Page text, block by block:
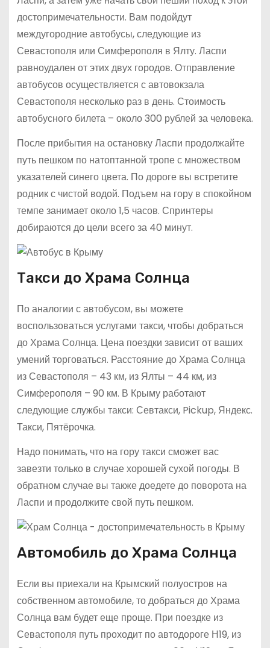
достопримечательности. Вам подойдут
междугородние автобусы, следующие из
Севастополя или Симферополя в Ялту. Ласпи
равноудален от этих двух городов. Отправление
автобусов осуществляется с автовокзала
Севастополя несколько раз в день. Стоимость
автобусного билета – около 300 рублей за человека.
После прибытия на остановку Ласпи продолжайте
путь пешком по натоптанной тропе с множеством
указателей синего цвета. По дороге вы встретите
родник с чистой водой. Подъем на гору в спокойном
темпе занимает около 1,5 часов. Спринтеры
добираются до цели всего за 40 минут.
Такси до Храма Солнца
По аналогии с автобусом, вы можете
воспользоваться услугами такси, чтобы добраться
до Храма Солнца. Цена поездки зависит от ваших
умений торговаться. Расстояние до Храма Солнца
из Севастополя – 43 км, из Ялты – 44 км, из
Симферополя – 90 км. В Крыму работают
следующие службы такси: Севтакси, Pickup, Яндекс.
Такси, Пятёрочка.
Надо понимать, что на гору такси сможет вас
завезти только в случае хорошей сухой погоды. В
обратном случае вы также доедете до поворота на
Ласпи и продолжите свой путь пешком.
Автомобиль до Храма Солнца
Если вы приехали на Крымский полуостров на
собственном автомобиле, то добраться до Храма
Солнца вам будет еще проще. При поездке из
Севастополя путь проходит по автодороге Н19, из